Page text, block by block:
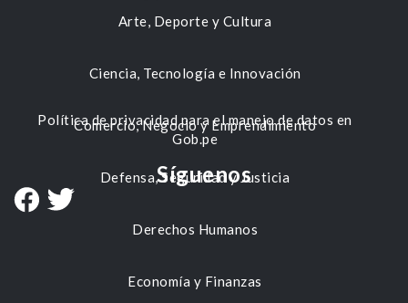
Arte, Deporte y Cultura
Ciencia, Tecnología e Innovación
Comercio, Negocio y Emprendimiento
Defensa, Seguridad y Justicia
Derechos Humanos
Economía y Finanzas
Política de privacidad para el manejo de datos en
Gob.pe
Síguenos